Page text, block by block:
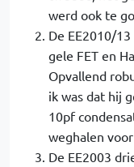
werd ook te
De EE2010/
gele FET en
Opvallend
ik was dat hij
10pf
weghalen voor
De EE2003